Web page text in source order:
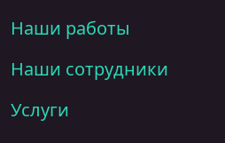
Наши работы
Наши сотрудники
Услуги